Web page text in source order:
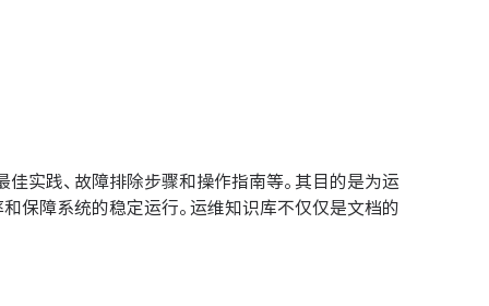
实践、故障排除步骤和操作指南等。其目的是为运
保障系统的稳定运行。运维知识库不仅仅是文档的